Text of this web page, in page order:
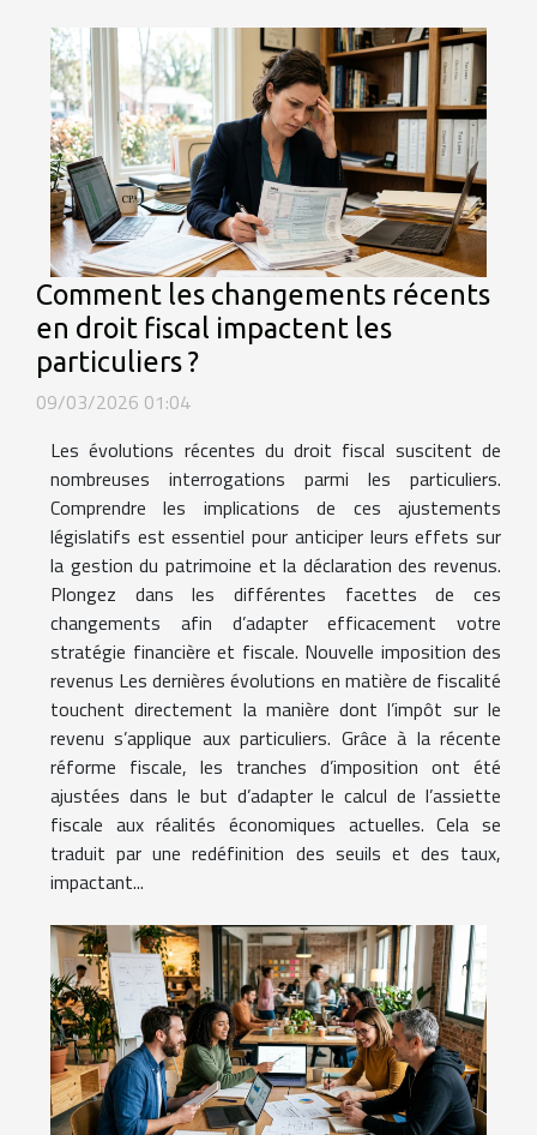
Comment les changements récents
en droit fiscal impactent les
particuliers ?
09/03/2026 01:04
Les évolutions récentes du droit fiscal suscitent de
nombreuses interrogations parmi les particuliers.
Comprendre les implications de ces ajustements
législatifs est essentiel pour anticiper leurs effets sur
la gestion du patrimoine et la déclaration des revenus.
Plongez dans les différentes facettes de ces
changements afin d’adapter efficacement votre
stratégie financière et fiscale. Nouvelle imposition des
revenus Les dernières évolutions en matière de fiscalité
touchent directement la manière dont l’impôt sur le
revenu s’applique aux particuliers. Grâce à la récente
réforme fiscale, les tranches d’imposition ont été
ajustées dans le but d’adapter le calcul de l’assiette
fiscale aux réalités économiques actuelles. Cela se
traduit par une redéfinition des seuils et des taux,
impactant...